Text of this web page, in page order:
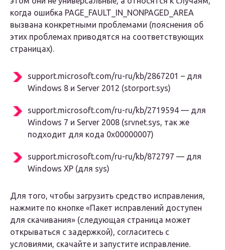
когда ошибка PAGE_FAULT_IN_NONPAGED_AREA
вызвана конкретными проблемами (пояснения об
этих проблемах приводятся на соответствующих
страницах).
support.microsoft.com/ru-ru/kb/2867201 – для
Windows 8 и Server 2012 (storport.sys)
support.microsoft.com/ru-ru/kb/2719594 — для
Windows 7 и Server 2008 (srvnet.sys, так же
подходит для кода 0x00000007)
support.microsoft.com/ru-ru/kb/872797 — для
Windows XP (для sys)
Для того, чтобы загрузить средство исправления,
нажмите по кнопке «Пакет исправлений доступен
для скачивания» (следующая страница может
открываться с задержкой), согласитесь с
условиями, скачайте и запустите исправление.